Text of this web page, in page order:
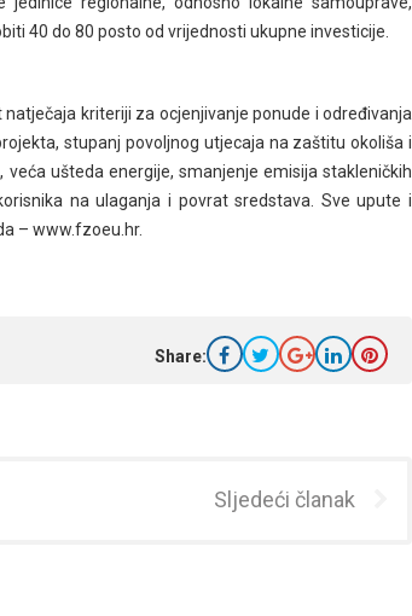
40 do 80 posto od vrijednosti ukupne investicije.
kriteriji za ocjenjivanje ponude i određivanja
stupanj povoljnog utjecaja na zaštitu okoliša i
ušteda energije, smanjenje emisija stakleničkih
na ulaganja i povrat sredstava. Sve upute i
– www.fzoeu.hr.
Share:
Sljedeći članak